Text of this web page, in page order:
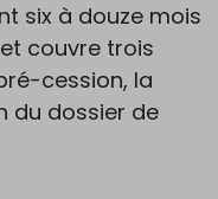
six à douze mois
couvre trois
cession, la
du dossier de